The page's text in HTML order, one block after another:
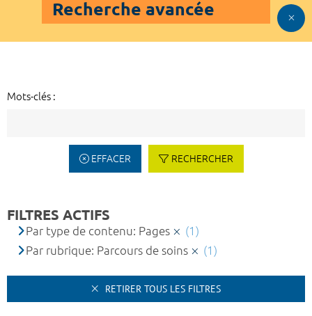
Recherche avancée
Mots-clés :
EFFACER RECHERCHER
FILTRES ACTIFS
Par type de contenu: Pages
(1)
Par rubrique: Parcours de soins
(1)
RETIRER TOUS LES FILTRES